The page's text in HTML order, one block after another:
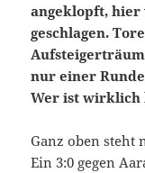
angeklopft, hier
geschlagen.
nur einer
Wer ist wirklich
Ganz oben steht
Ein 3:0 gegen